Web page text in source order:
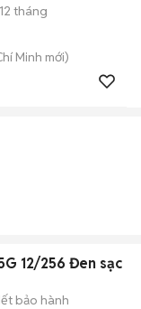
tháng
Minh mới)
12/256 Đen sạc
bảo hành